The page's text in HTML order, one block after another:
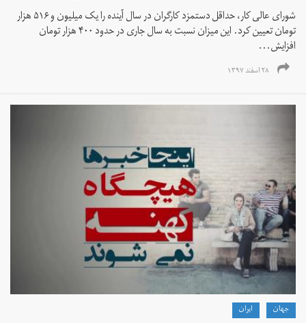
شورای عالی کار، حداقل دستمزد کارگران در سال آینده را یک میلیون و ۵۱۶ هزار
تومان تعیین کرد. این میزان نسبت به سال جاری در حدود ۴۰۰ هزار تومان
افزایش...
۲۸ اسفند ۱۳۹۷
جهان ايران